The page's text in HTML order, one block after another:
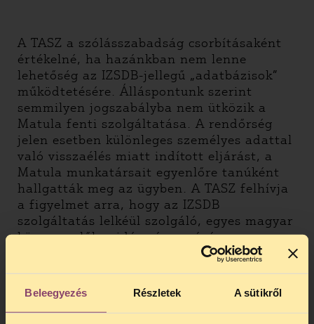
Beleegyezés Részletek A sütikről
A TASZ a szólásszabadság csorbításaként
értékelné, ha hazánkban nem lenne
lehetőség az IZSDB-jellegű „adatbázisok”
működtetésére. Álláspontunk szerint
semmilyen jogszabályba nem ütközik a
Matula fenti szolgáltatása. A rendőrség
jelen esetben különleges személyes adattal
való visszaélés miatt indított eljárást, a
Matula munkatársait egyenlőre tanúként
hallgatták meg az ügyben. A TASZ felhívja
a figyelmet arra, hogy az IZSDB
szolgáltatás lelkéül szolgáló, egyes magyar
közszereplők zsidó származására
vonatkozó tippelés és találgatás nem
sem természetesen a gyűlöletre uszítás
tényállását sem.